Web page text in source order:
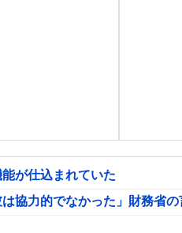
が仕込まれていた
協力的でなかった」財務省